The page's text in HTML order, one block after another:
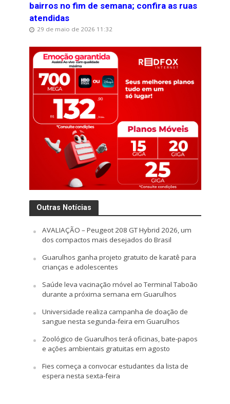
bairros no fim de semana; confira as ruas
atendidas
29 de maio de 2026 11:32
Outras Notícias
AVALIAÇÃO – Peugeot 208 GT Hybrid 2026, um
dos compactos mais desejados do Brasil
Guarulhos ganha projeto gratuito de karatê para
crianças e adolescentes
Saúde leva vacinação móvel ao Terminal Taboão
durante a próxima semana em Guarulhos
Universidade realiza campanha de doação de
sangue nesta segunda-feira em Guarulhos
Zoológico de Guarulhos terá oficinas, bate-papos
e ações ambientais gratuitas em agosto
Fies começa a convocar estudantes da lista de
espera nesta sexta-feira